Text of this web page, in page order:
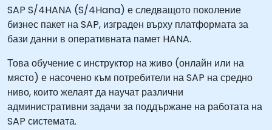
SAP S/4HANA (S/4Hana) е следващото поколение
бизнес пакет на SAP, изграден върху платформата за
бази данни в оперативната памет HANA.
Това обучение с инструктор на живо (онлайн или на
място) е насочено към потребители на SAP на средно
ниво, които желаят да научат различни
административни задачи за поддържане на работата на
SAP системата.